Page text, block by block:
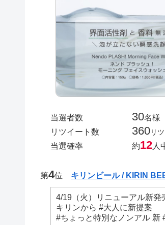
当選者数 30名様
リツイート数
360リ
当選確率 約12人
第4位 キリンビール / KIRIN
4/19（火）リニューアル新発
キリンから #大人に新提案
#ちょっと特別なノンアル 新